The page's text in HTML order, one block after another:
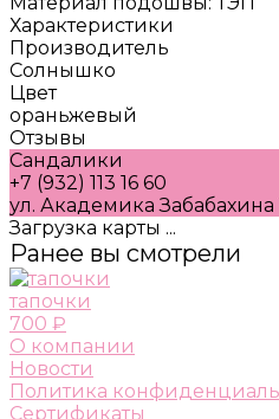
Характеристики
Производитель
Солнышко
Цвет
ораньжевый
Отзывы
Сандалики
+7 (932) 113 16 60
ул. Академика Забабахина
Загрузка карты ...
Ранее вы смотрели
тапочки
700 ₽
О компании
Новости
Политика
Сертификаты